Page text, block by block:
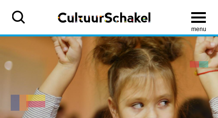
menu